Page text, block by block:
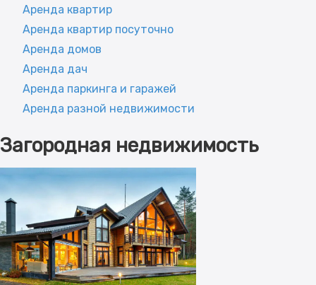
Аренда квартир
Аренда квартир посуточно
Аренда домов
Аренда дач
Аренда паркинга и гаражей
Аренда разной недвижимости
Загородная недвижимость